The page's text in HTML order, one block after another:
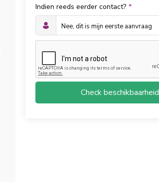
Indien reeds eerder contact? *
Check beschikbaarheid